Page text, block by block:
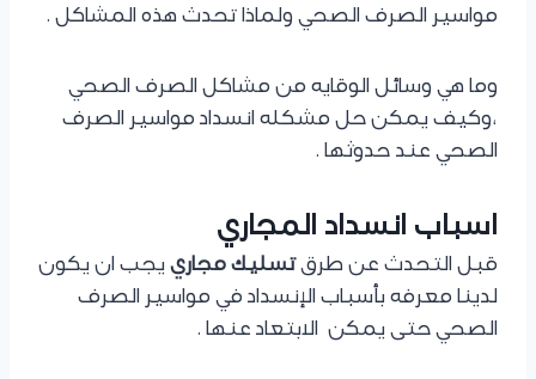
مواسير الصرف الصحي ولماذا تحدث هذه المشاكل .
وما هي وسائل الوقايه من مشاكل الصرف الصحي
،وكيف يمكن حل مشكله انسداد مواسير الصرف
الصحي عند حدوثها .
اسباب انسداد المجاري
قبل التحدث عن طرقتسليك مجاري يجب ان يكون
لدينا معرفه بأسباب الإنسداد في مواسير الصرف
الصحي حتى يمكن الابتعاد عنها .